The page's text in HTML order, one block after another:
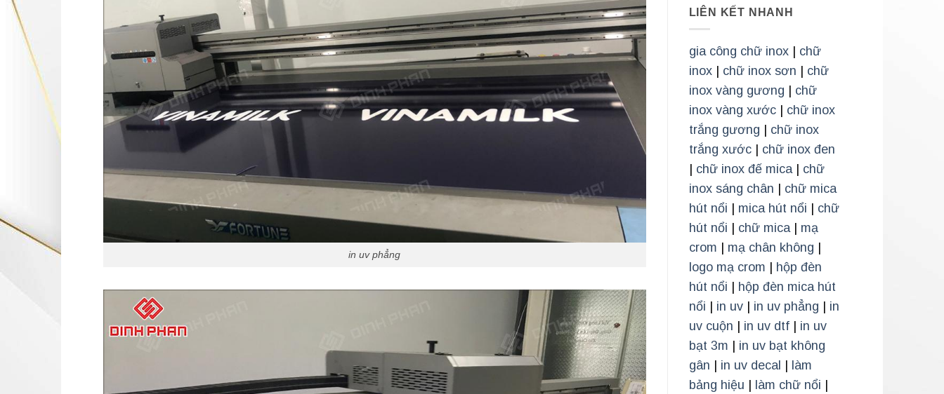
in uv phẳng
LIÊN KẾT NHANH
gia công chữ inox| chữ
inox| chữ inox sơn
chữ
inox vàng gương
chữ
inox vàng xước| chữ inox
trắng gương
chữ inox
trắng xước| chữ inox đen
chữ inox đế mica| chữ
inox sáng chân
chữ mica
hút nổi
mica hút nổi
chữ
hút nổi
chữ mica| mạ
crom
mạ chân không
logo mạ crom
hộp đèn
hút nổi
hộp đèn mica hút
nổi
in uv| in uv phẳng
in
uv cuộn
in uv dtf| in uv
bạt 3m
in uv bạt không
gân
in uv decal
làm
bảng hiệu
làm chữ nổi